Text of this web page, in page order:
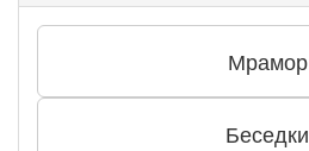
Мрамор
Беседки